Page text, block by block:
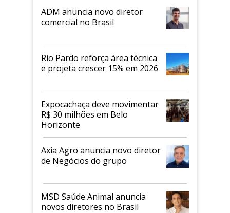
ADM anuncia novo diretor
comercial no Brasil
Rio Pardo reforça área técnica
e projeta crescer 15% em 2026
Expocachaça deve movimentar
R$ 30 milhões em Belo
Horizonte
Axia Agro anuncia novo diretor
de Negócios do grupo
MSD Saúde Animal anuncia
novos diretores no Brasil